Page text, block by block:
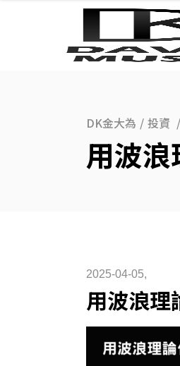
DK金大為 / 投資 /
用波
2025-04-05
用波浪理